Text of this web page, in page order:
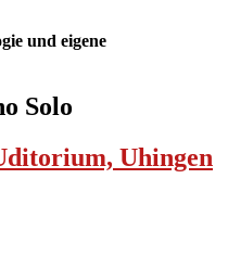
und eigene
Solo
Uhingen